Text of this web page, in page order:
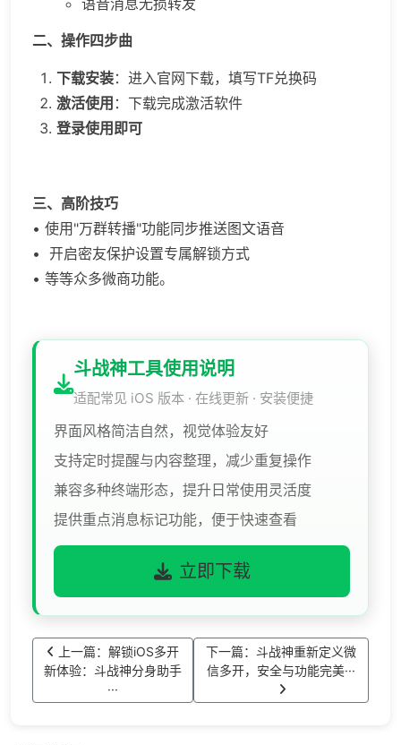
二、操作四步曲
下载安装：进入官网下载，填写TF兑换码
激活使用 ：下载完成激活软件
登录使用即可
三、高阶技巧
• 使用"万群转播"功能同步推送图文语音
• 开启密友保护设置专属解锁方式
• 等等众多微商功能。
斗战神工具使用说明
适配常见 iOS 版本 · 在线更新 · 安装便捷
界面风格简洁自然，视觉体验友好
支持定时提醒与内容整理，减少重复操作
兼容多种终端形态，提升日常使用灵活度
提供重点消息标记功能，便于快速查看
立即下载
上一篇：解锁iOS多开
新体验：斗战神分身助手
···
下一篇：斗战神重新定义微
信多开，安全与功能完美···